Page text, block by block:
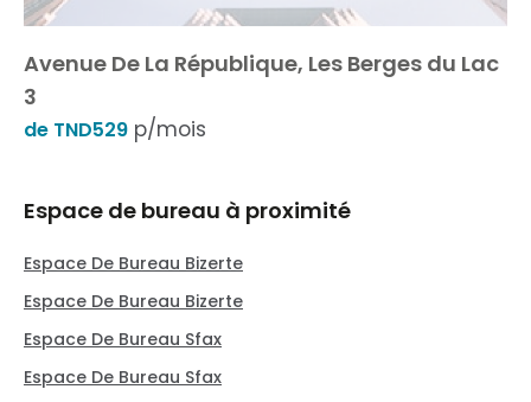
Avenue De La République, Les Berges du Lac
3
de TND529 p/mois
Espace de bureau à proximité
Espace De Bureau Bizerte
Espace De Bureau Bizerte
Espace De Bureau Sfax
Espace De Bureau Sfax